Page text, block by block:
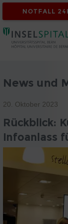
NOTFALL
News und
20. Oktober 2023
Rückblick:
Infoanlass